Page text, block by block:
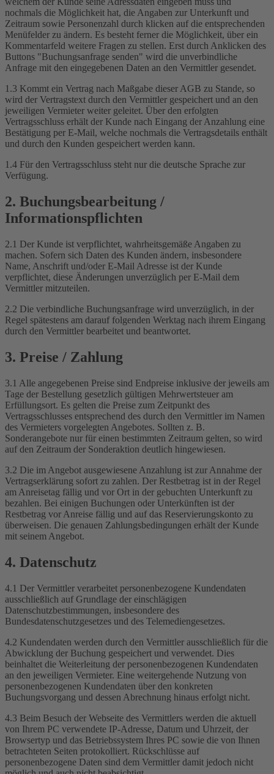
nochmals die Möglichkeit hat, die Angaben zur Unterkunft und
Zeitraum sowie Personenzahl durch klicken auf die entsprechenden
Menüfelder zu ändern. Es besteht ferner die Möglichkeit, über ein
Kommentarfeld weitere Fragen zu stellen. Erst durch Anklicken des
Buttons "Buchungsanfrage senden" wird die unverbindliche
Anfrage mit den eingegebenen Daten an den Vermittler gesendet.
1.3 Kommt ein Vertrag nach Maßgabe dieser AGB zu Stande, so
wird der Vertragstext durch den Vermittler gespeichert und an den
jeweiligen Vermieter weiter geleitet. Über den erfolgten
Vertragsschluss erhält der Kunde nach Eingang der Anzahlung eine
Bestätigung per E-Mail, welche nochmals die Vertragsdetails enthält
und durch den Kunden gespeichert werden kann.
1.4 Für den Vertragsschluss steht nur die deutsche Sprache zur
Verfügung.
2. Buchungsbearbeitung /
Informationspflichten
2.1 Der Kunde ist verpflichtet, wahrheitsgemäße Angaben zu
machen. Sofern sich Daten des Kunden ändern, insbesondere
Name, Anschrift und/oder E-Mail Adresse ist der Kunde
verpflichtet, diese Änderungen unverzüglich per E-Mail dem
Vermittler mitzuteilen.
2.2 Die verbindliche Buchungsanfrage wird unverzüglich, in der
Regel spätestens am darauf folgenden Werktag nach ihrem Eingang
durch den Vermittler bearbeitet und beantwortet.
3. Preise / Zahlung
3.1 Alle angegebenen Preise sind Endpreise inklusive der jeweils am
Tage der Bestellung gesetzlich gültigen Mehrwertsteuer am
Erfüllungsort. Es gelten die Preise zum Zeitpunkt des
Vertragsschlusses entsprechend des durch den Vermittler im Namen
des Vermieters vorgelegten Angebotes. Sollten z. B.
Sonderangebote nur für einen bestimmten Zeitraum gelten, so wird
auf den Zeitraum der Sonderaktion deutlich hingewiesen.
3.2 Die im Angebot ausgewiesene Anzahlung ist zur Annahme der
Vertragserklärung sofort zu zahlen. Der Restbetrag ist in der Regel
am Anreisetag fällig und vor Ort in der gebuchten Unterkunft zu
bezahlen. Bei einigen Buchungen oder Unterkünften ist der
Restbetrag vor Anreise fällig und auf das Reservierungskonto zu
überweisen. Die genauen Zahlungsbedingungen erhält der Kunde
mit seinem Angebot.
4. Datenschutz
4.1 Der Vermittler verarbeitet personenbezogene Kundendaten
ausschließlich auf Grundlage der einschlägigen
Datenschutzbestimmungen, insbesondere des
Bundesdatenschutzgesetzes und des Telemediengesetzes.
4.2 Kundendaten werden durch den Vermittler ausschließlich für die
Abwicklung der Buchung gespeichert und verwendet. Dies
beinhaltet die Weiterleitung der personenbezogenen Kundendaten
an den jeweiligen Vermieter. Eine weitergehende Nutzung von
personenbezogenen Kundendaten über den konkreten
Buchungsvorgang und dessen Abrechnung hinaus erfolgt nicht.
4.3 Beim Besuch der Webseite des Vermittlers werden die aktuell
von Ihrem PC verwendete IP-Adresse, Datum und Uhrzeit, der
Browsertyp und das Betriebssystem Ihres PC sowie die von Ihnen
betrachteten Seiten protokolliert. Rückschlüsse auf
personenbezogene Daten sind dem Vermittler damit jedoch nicht